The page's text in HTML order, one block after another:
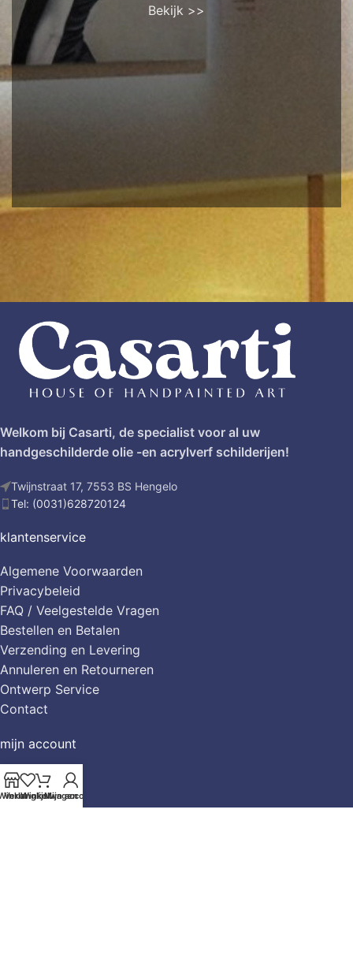
Bekijk >>
Welkom bij Casarti, de specialist voor al uw
handgeschilderde olie -en acrylverf schilderijen!
Twijnstraat 17, 7553 BS Hengelo
Tel: (0031)628720124
klantenservice
Algemene Voorwaarden
Privacybeleid
FAQ / Veelgestelde Vragen
Bestellen en Betalen
Verzending en Levering
Annuleren en Retourneren
Ontwerp Service
Contact
mijn account
Mijn account
Winkelwagen
Verlanglijst
Winkelwagen
Mijn account